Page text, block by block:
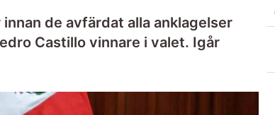
de avfärdat alla anklagelser
Castillo vinnare i valet. Igår